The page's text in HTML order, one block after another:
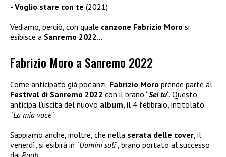
Voglio stare con te (2021)
Vediamo, perciò, con quale canzone Fabrizio Moro si
esibisce a Sanremo 2022…
Fabrizio Moro a Sanremo 2022
Come anticipato già poc’anzi, Fabrizio Moro prende parte al
Festival di Sanremo 2022 con il brano “Sei tu“. Questo
anticipa l’uscita del nuovo album, il 4 febbraio, intitolato
“La mia voce“.
Sappiamo anche, inoltre, che nella serata delle cover, il
venerdì, si esibirà in “Uomini soli“, brano portato al successo